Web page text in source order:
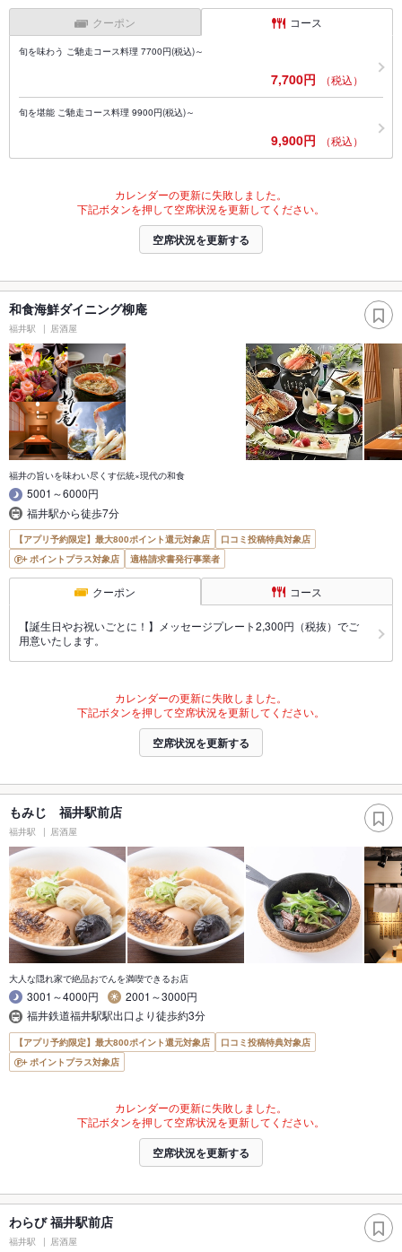
クーポン コース
旬を味わう ご馳走コース料理 7700円(税込)～
7,700円 （税込）
旬を堪能 ご馳走コース料理 9900円(税込)～
9,900円 （税込）
カレンダーの更新に失敗しました。
下記ボタンを押して空席状況を更新してください。
空席状況を更新する
和食海鮮ダイニング柳庵
福井駅 居酒屋
福井の旨いを味わい尽くす伝統×現代の和食
5001～6000円
福井駅から徒歩7分
【アプリ予約限定】最大800ポイント還元対象店
口コミ投稿特典対象店
ポイントプラス対象店
適格請求書発行事業者
クーポン コース
【誕生日やお祝いごとに！】メッセージプレート2,300円（税抜）でご
用意いたします。
カレンダーの更新に失敗しました。
下記ボタンを押して空席状況を更新してください。
空席状況を更新する
もみじ 福井駅前店
福井駅 居酒屋
大人な隠れ家で絶品おでんを満喫できるお店
3001～4000円
2001～3000円
福井鉄道福井駅駅出口より徒歩約3分
【アプリ予約限定】最大800ポイント還元対象店
口コミ投稿特典対象店
ポイントプラス対象店
カレンダーの更新に失敗しました。
下記ボタンを押して空席状況を更新してください。
空席状況を更新する
わらび 福井駅前店
福井駅 居酒屋